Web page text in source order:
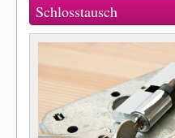
Schlosstausch